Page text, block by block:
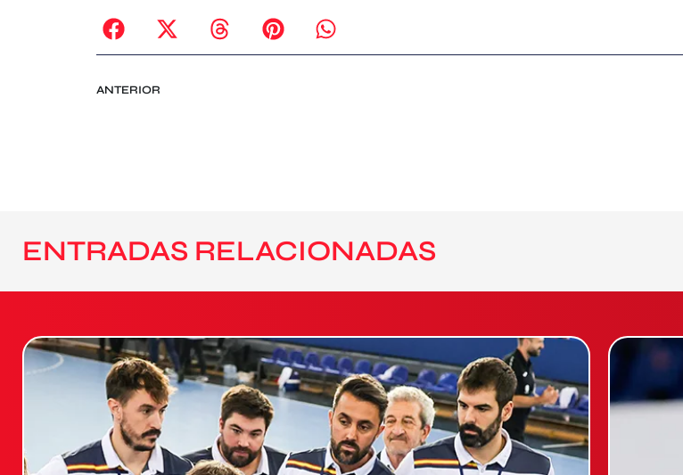
ANTERIOR
ENTRADAS RELACIONADAS